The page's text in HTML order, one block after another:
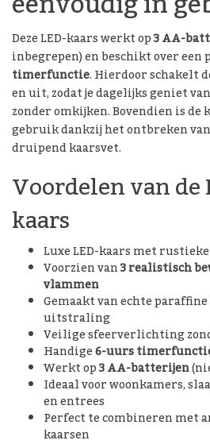
Deze LED-kaars werkt op3 AA-
inbegrepen) en beschikt over een
timerfunctie. Hierdoor schakelt
en uit, zodat je dagelijks geniet
zonder omkijken. Bovendien is
gebruik dankzij het ontbreken
druipend kaarsvet.
Voordelen van de
kaars
Luxe LED-kaars met
Voorzien van3 realistisch
vlammen
Gemaakt van echte
uitstraling
Veilige sfeerverlichting
Handige6-uurs
Werkt op3 AA-batterijen
Ideaal voor woonkamers,
en entrees
Perfect te combineren met
kaarsen